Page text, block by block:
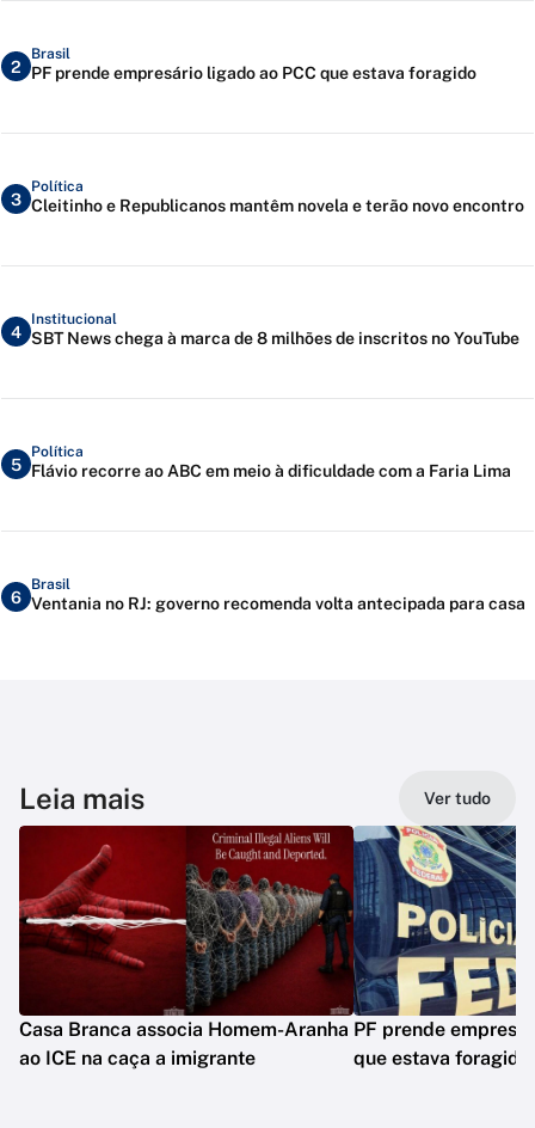
2
Brasil
PF prende empresário ligado ao PCC que estava foragido
3
Política
Cleitinho e Republicanos mantêm novela e terão novo encontro
4
Institucional
SBT News chega à marca de 8 milhões de inscritos no YouTube
5
Política
Flávio recorre ao ABC em meio à dificuldade com a Faria Lima
6
Brasil
Ventania no RJ: governo recomenda volta antecipada para casa
Leia mais Ver tudo
Casa Branca associa Homem-Aranha
ao ICE na caça a imigrante
PF prende
que estava foragido